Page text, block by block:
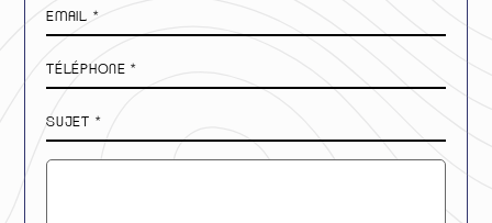
E-
mail
*
Téléphone *
Sujet *
Message